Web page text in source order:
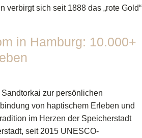
verbirgt sich seit 1888 das „rote Gold“
in Hamburg: 10.000+
zur persönlichen
von haptischem Erleben und
im Herzen der Speicherstadt
seit 2015 UNESCO-